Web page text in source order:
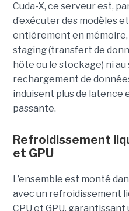
Cuda-X, ce serveur est,
d’exécuter des modèles
entièrement en mémoire,
staging (transfert de
hôte ou le stockage) ni
rechargement de
induisent plus de latence
passante.
Refroidissement
et GPU
L’ensemble est monté
avec un refroidissement
CPU et GPU,